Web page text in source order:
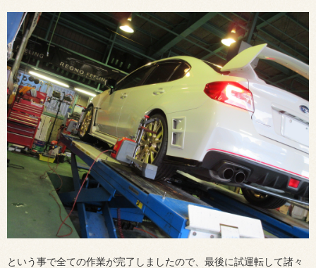
という事で全ての作業が完了しましたので、最後に試運転して諸々